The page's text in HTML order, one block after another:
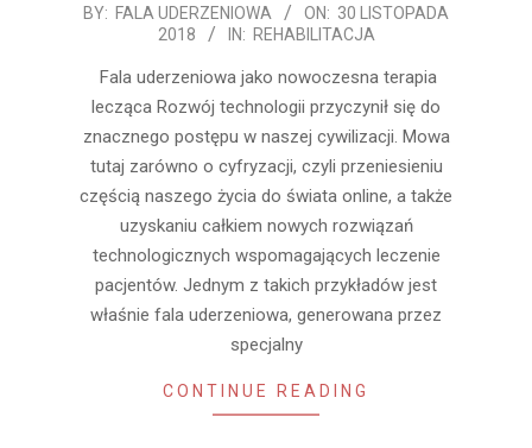
2018-
BY: FALA UDERZENIOWA ON: 30 LISTOPADA
2018
IN: REHABILITACJA
Fala uderzeniowa jako nowoczesna terapia
lecząca Rozwój technologii przyczynił się do
znacznego postępu w naszej cywilizacji. Mowa
tutaj zarówno o cyfryzacji, czyli przeniesieniu
częścią naszego życia do świata online, a także
uzyskaniu całkiem nowych rozwiązań
technologicznych wspomagających leczenie
pacjentów. Jednym z takich przykładów jest
właśnie fala uderzeniowa, generowana przez
specjalny
CONTINUE READING